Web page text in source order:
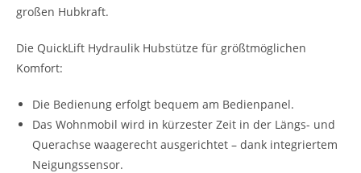
großen Hubkraft.
Die QuickLift Hydraulik Hubstütze für größtmöglichen
Komfort:
Die Bedienung erfolgt bequem am Bedienpanel.
Das Wohnmobil wird in kürzester Zeit in der Längs- und
Querachse waagerecht ausgerichtet – dank integriertem
Neigungssensor.